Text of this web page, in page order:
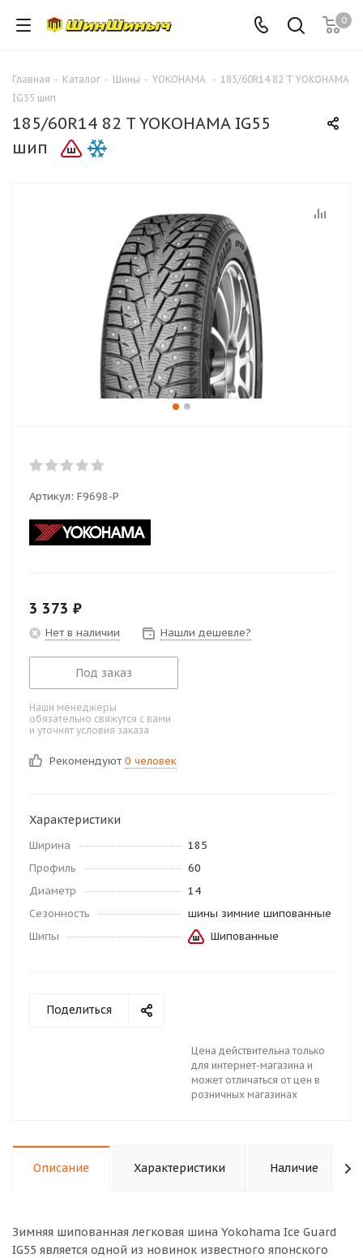
0
Главная - Каталог - Шины - YOKOHAMA - 185/60R14 82 T YOKOHAMA
IG55 шип
185/60R14 82 T YOKOHAMA IG55
шип
Артикул: F9698-P
3 373 ₽
Нет в наличии Нашли дешевле?
Под заказ
Наши менеджеры
обязательно свяжутся с вами
и уточнят условия заказа
Рекомендуют 0 человек
Характеристики
Ширина
185
Профиль
60
Диаметр
14
Сезонность
шины зимние шипованные
Шипы
Шипованные
Поделиться
Цена действительна только
для интернет-магазина и
может отличаться от цен в
розничных магазинах
Описание Характеристики Наличие
Зимняя шипованная легковая шина Yokohama Ice Guard
IG55 является одной из новинок известного японского